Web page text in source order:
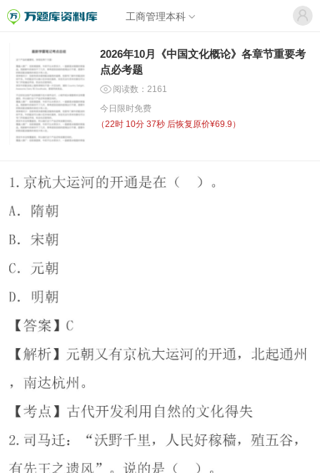
工商管理本科
2026年10月《中国文化概论》各章节重要考
点必考题
阅读数：2161
今日限时免费
（22时 10分 37秒 后恢复原价¥69.9）